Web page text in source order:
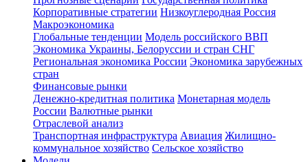
Корпоративные стратегии Низкоуглеродная Россия
Макроэкономика
Глобальные тенденции Модель российского ВВП
Экономика Украины, Белоруссии и стран СНГ
Региональная экономика России Экономика зарубежных
стран
Финансовые рынки
Денежно-кредитная политика Монетарная модель
России Валютные рынки
Отраслевой анализ
Транспортная инфраструктура Авиация Жилищно-
коммунальное хозяйство Сельское хозяйство